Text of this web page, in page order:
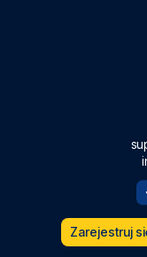
Zarejestruj